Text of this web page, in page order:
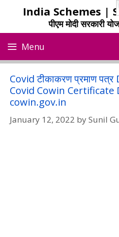
India Schemes |
पीएम मोदी सरकारी
Menu
Covid टीकाकरण प्रमाण
Covid Cowin Certificate
cowin.gov.in
January 12, 2022 bySunil